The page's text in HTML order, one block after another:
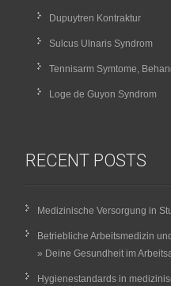
Dupuytren Kontraktur
Sulcus Ulnaris Syndrom
Tennisarm Symtome,
Loge de Guyon Syndrom
RECENT POSTS
Medizinische Versorgung in
Betriebliche Arbeitsmedizin
» Deine Gesundheit im
Hygienestandards in